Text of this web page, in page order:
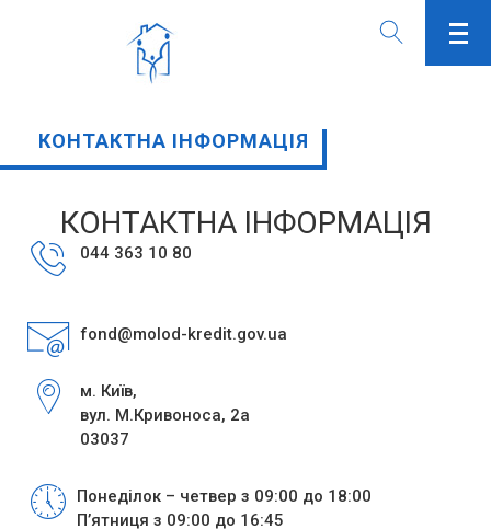
КОНТАКТНА ІНФОРМАЦІЯ
КОНТАКТНА ІНФОРМАЦІЯ
044 363 10 80
fond@molod-kredit.gov.ua
м. Київ,
вул. М.Кривоноса, 2а
03037
Понеділок – четвер з 09:00 до 18:00
П’ятниця з 09:00 до 16:45